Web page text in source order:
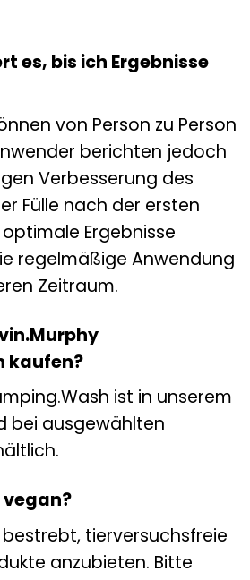
es, bis ich Ergebnisse
von Person zu Person
berichten jedoch
Verbesserung des
Fülle nach der ersten
Ergebnisse
regelmäßige Anwendung
Zeitraum.
kaufen?
ist in unserem
bei ausgewählten
bestrebt, tierversuchsfreie
anzubieten. Bitte